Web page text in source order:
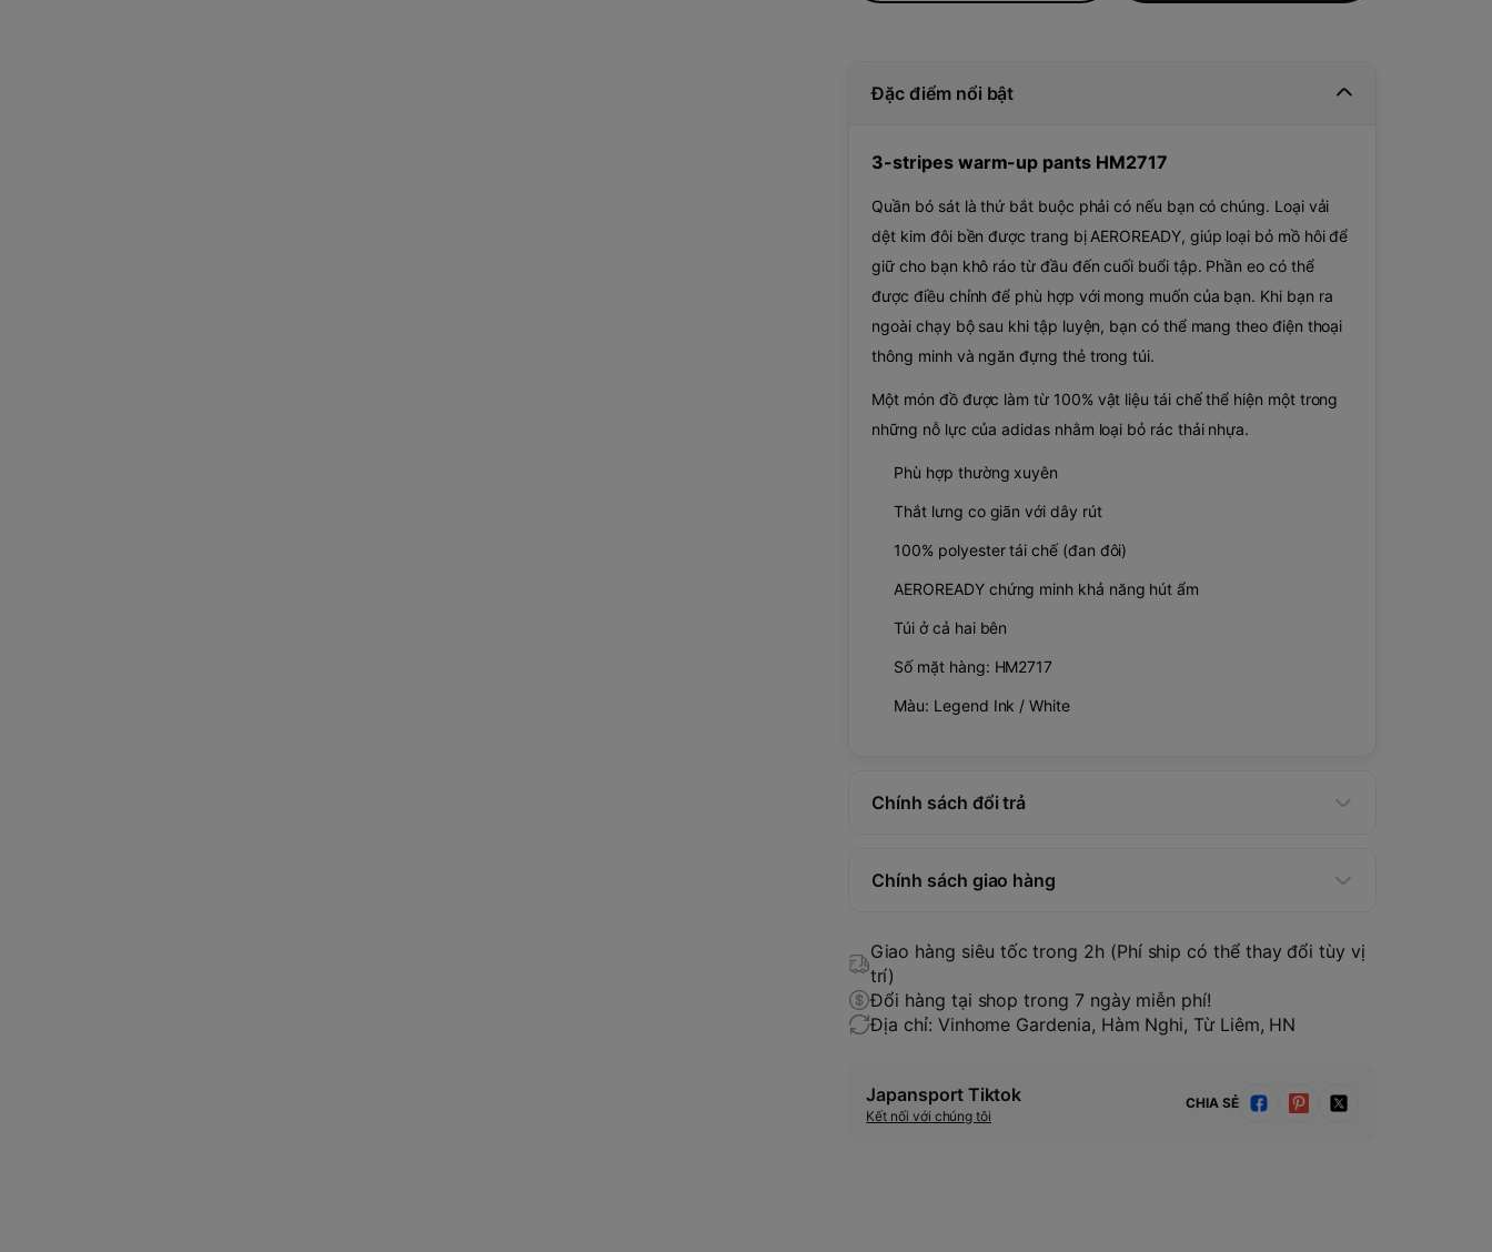
Đặc điểm nổi bật
3-stripes warm-up pants HM2717
Quần bó sát là thứ bắt buộc phải có nếu bạn có chúng. Loại vải
dệt kim đôi bền được trang bị AEROREADY, giúp loại bỏ mồ hôi để
giữ cho bạn khô ráo từ đầu đến cuối buổi tập. Phần eo có thể
được điều chỉnh để phù hợp với mong muốn của bạn. Khi bạn ra
ngoài chạy bộ sau khi tập luyện, bạn có thể mang theo điện thoại
thông minh và ngăn đựng thẻ trong túi.
Một món đồ được làm từ 100% vật liệu tái chế thể hiện một trong
những nỗ lực của adidas nhằm loại bỏ rác thải nhựa.
Phù hợp thường xuyên
Thắt lưng co giãn với dây rút
100% polyester tái chế (đan đôi)
AEROREADY chứng minh khả năng hút ẩm
Túi ở cả hai bên
Số mặt hàng: HM2717
Màu: Legend Ink / White
Chính sách đổi trả
Chính sách giao hàng
Giao hàng siêu tốc trong 2h (Phí ship có thể thay đổi tùy vị
trí)
Đổi hàng tại shop trong 7 ngày miễn phí!
Địa chỉ: Vinhome Gardenia, Hàm Nghi, Từ Liêm, HN
Japansport Tiktok
Kết nối với chúng tôi
CHIA SẺ